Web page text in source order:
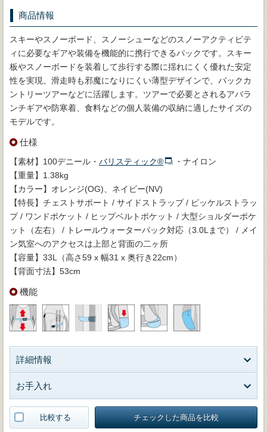
商品情報
スキーやスノーボード、スノーシューなどのスノーアクティビテ
ィに必要なギアや装備を機能的に携行できるパックです。スキー
板やスノーボードを装着して歩行する際に揺れにくく優れた安定
性を実現。滑走時も邪魔になりにくい薄型デザインで、バックカ
ントリーツアーなどに活躍します。ツアーで必要とされるアバラ
ンチギアや防寒着、食料などの個人装備の収納に適したサイズの
モデルです。
仕様
【素材】100デニール・ バリスティック®
・ナイロン
【重量】1.38kg
【カラー】オレンジ(OG)、ネイビー(NV)
【特長】チェストサポート / サイドストラップ / ピッケルストラッ
プ / ワンドポケット / ヒップベルトポケット / 大型ショルダーポケ
ット（左右） / トレールウォーターパック対応（3.0Lまで） / メイ
ン気室へのアクセスは上部と背面の二ヶ所
【容量】33L（高さ59 x 幅31 x 奥行き22cm）
【背面寸法】53cm
機能
詳細情報
お手入れ
比較する チェックした商品を比較